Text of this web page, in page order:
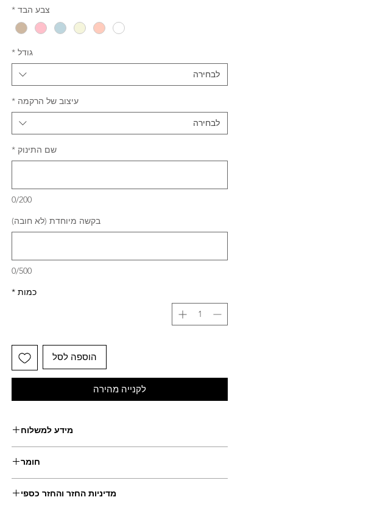
צבע הבד *
גודל *
לבחירה
עיצוב של הרקמה *
לבחירה
שם התינוק *
0/200
בקשה מיוחדת (לא חובה)
0/500
כמות *
הוספה לסל
לקנייה מהירה
מידע למשלוח
חומר
מדיניות החזר והחזר כספי